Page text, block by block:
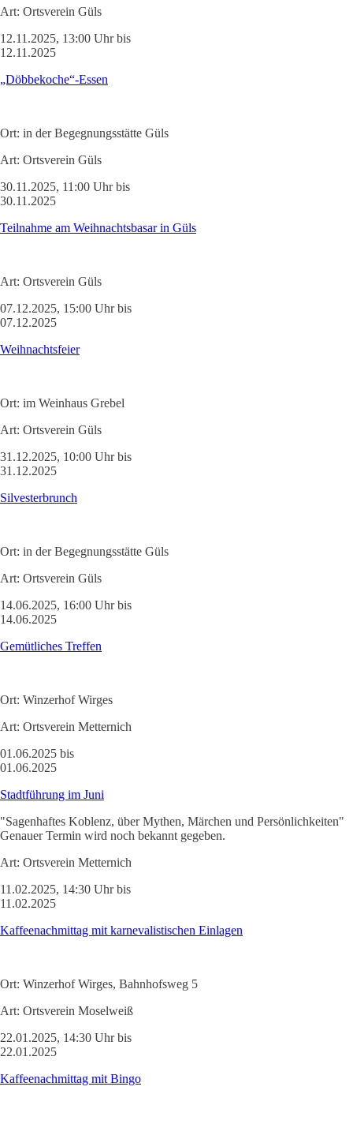
Art: Ortsverein Güls
12.11.2025, 13:00 Uhr bis
12.11.2025
„Döbbekoche“-Essen
Ort: in der Begegnungsstätte Güls
Art: Ortsverein Güls
30.11.2025, 11:00 Uhr bis
30.11.2025
Teilnahme am Weihnachtsbasar in Güls
Art: Ortsverein Güls
07.12.2025, 15:00 Uhr bis
07.12.2025
Weihnachtsfeier
Ort: im Weinhaus Grebel
Art: Ortsverein Güls
31.12.2025, 10:00 Uhr bis
31.12.2025
Silvesterbrunch
Ort: in der Begegnungsstätte Güls
Art: Ortsverein Güls
14.06.2025, 16:00 Uhr bis
14.06.2025
Gemütliches Treffen
Ort: Winzerhof Wirges
Art: Ortsverein Metternich
01.06.2025 bis
01.06.2025
Stadtführung im Juni
"Sagenhaftes Koblenz, über Mythen, Märchen und Persönlichkeiten"
Genauer Termin wird noch bekannt gegeben.
Art: Ortsverein Metternich
11.02.2025, 14:30 Uhr bis
11.02.2025
Kaffeenachmittag mit karnevalistischen Einlagen
Ort: Winzerhof Wirges, Bahnhofsweg 5
Art: Ortsverein Moselweiß
22.01.2025, 14:30 Uhr bis
22.01.2025
Kaffeenachmittag mit Bingo